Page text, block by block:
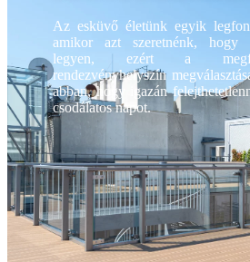
Az esküvő életünk egyik
amikor azt szeretnénk, hogy
legyen, ezért a
rendezvényhelyszín
abban, hogy igazán
csodálatos napot.